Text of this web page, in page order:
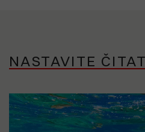
NASTAVITE